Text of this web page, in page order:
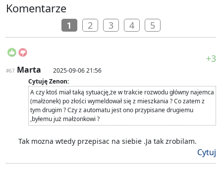
Komentarze
1 2 3 4 5
+3
#67 Marta
2025-09-06 21:56
Cytuję Zenon:
A czy ktoś miał taką sytuację,że w trakcie rozwodu główny najemca
(małżonek) po złości wymeldował się z mieszkania ? Co zatem z
tym drugim ? Czy z automatu jest ono przypisane drugiemu
,byłemu już małżonkowi ?
Tak mozna wtedy przepisac na siebie .Ja tak zrobilam.
Cytuj